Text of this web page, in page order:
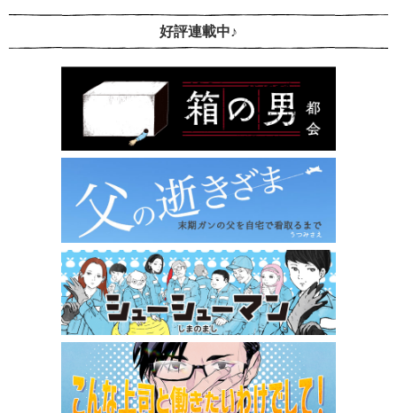
好評連載中♪